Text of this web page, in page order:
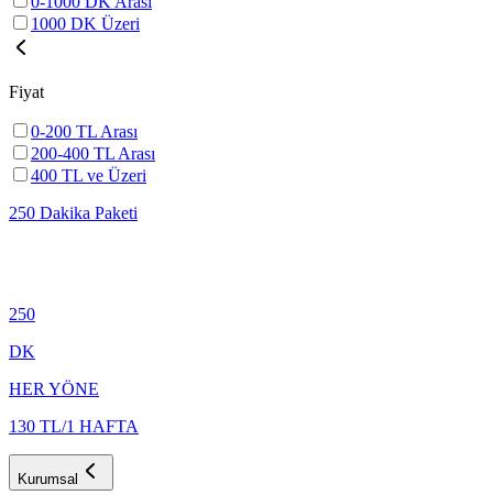
1000 DK Üzeri
Fiyat
0-200 TL Arası
200-400 TL Arası
400 TL ve Üzeri
250 Dakika Paketi
250
DK
HER YÖNE
130 TL/1 HAFTA
Kurumsal